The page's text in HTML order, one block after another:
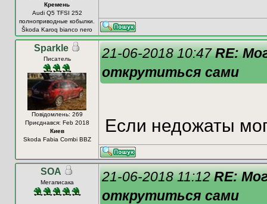
Кремень
Audi Q5 TFSI 252
полноприводные кобылки.
Škoda Karoq bianco nero
Sparkle
Писатель
Повідомлень: 269
Приєднався: Feb 2018
Киев
Skoda Fabia Combi BBZ
21-06-2018 10:47RE:
открутиться сами
Если недожаты
SOA
Мегаписака 21-06-2018 11:12RE:
открутиться сами